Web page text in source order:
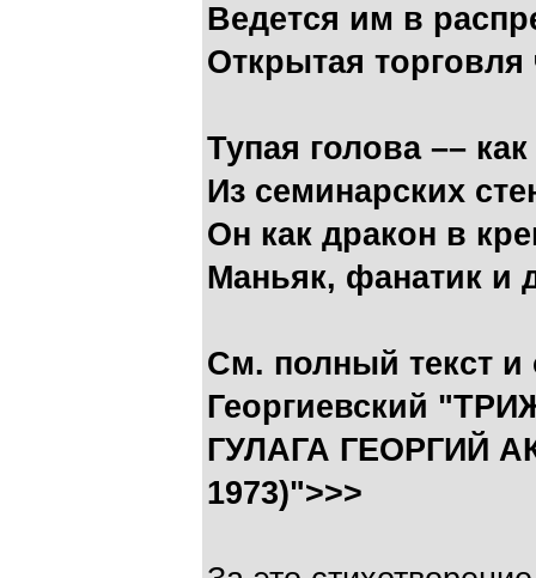
Ведется им в
Открытая
Тупая голова ––
Из семинарских
Он как дракон в
Маньяк, фанатик и
См. полный текст и
Георгиевский
ГУЛАГА ГЕОРГИЙ
1973)">>>